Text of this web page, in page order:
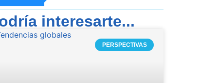
interesarte...
PERSPECTIVAS